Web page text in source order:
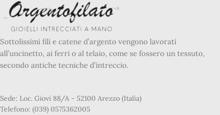
Sottolissimi fili e catene d’argento vengono lavorati
all’uncinetto, ai ferri o al telaio, come se fossero un tessuto,
secondo antiche tecniche d’intreccio.
Sede: Loc. Giovi 88/A - 52100 Arezzo (Italia)
Telefono: (039) 0575362005